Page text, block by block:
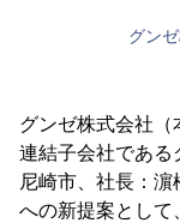
グン
グンゼ株式会社
連結子会社である
尼崎市、社長：
への新提案として